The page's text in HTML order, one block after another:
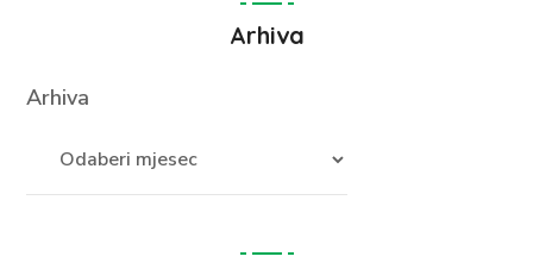
Arhiva
Arhiva